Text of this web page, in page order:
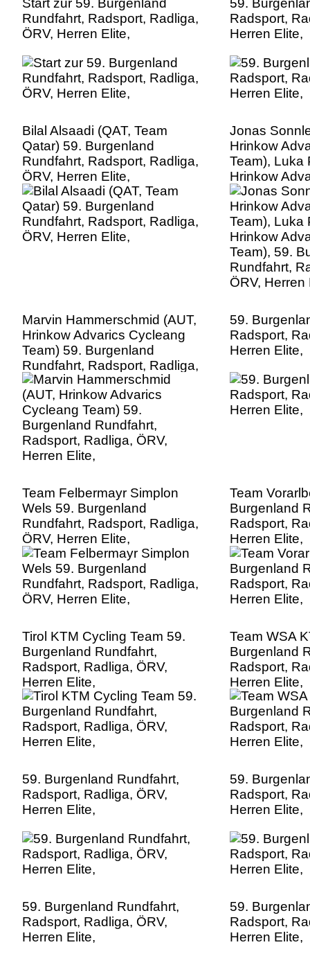
Start zur 59. Burgenland
Rundfahrt, Radsport, Radliga,
ÖRV, Herren Elite,
59.
Radsport,
Herren Elite,
Bilal Alsaadi (QAT, Team
Qatar) 59. Burgenland
Rundfahrt, Radsport, Radliga,
ÖRV, Herren Elite,
Jonas
Hrinkow
Team), Luka
Hrinkow
Team), 59.
Rundfahrt,
ÖRV, Herren
Marvin Hammerschmid (AUT,
Hrinkow Advarics Cycleang
Team) 59. Burgenland
Rundfahrt, Radsport, Radliga,
ÖRV, Herren Elite,
59.
Radsport,
Herren Elite,
Team Felbermayr Simplon
Wels 59. Burgenland
Rundfahrt, Radsport, Radliga,
ÖRV, Herren Elite,
Team
Burgenland
Radsport,
Herren Elite,
Tirol KTM Cycling Team 59.
Burgenland Rundfahrt,
Radsport, Radliga, ÖRV,
Herren Elite,
Team WSA
Burgenland
Radsport,
Herren Elite,
59. Burgenland Rundfahrt,
Radsport, Radliga, ÖRV,
Herren Elite,
59.
Radsport,
Herren Elite,
59. Burgenland Rundfahrt,
Radsport, Radliga, ÖRV,
Herren Elite,
59.
Radsport,
Herren Elite,